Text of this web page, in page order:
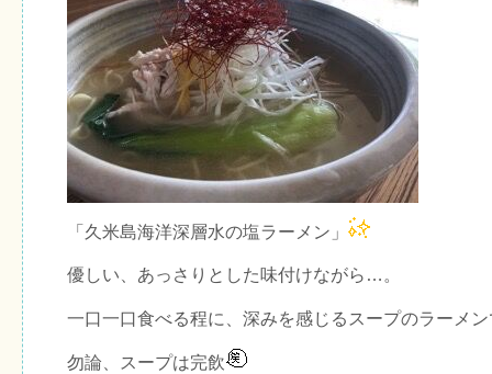
「久米島海洋深層水の塩ラーメン」
優しい、あっさりとした味付けながら…。
一口一口食べる程に、深みを感じるスープのラーメ
勿論、スープは完飲